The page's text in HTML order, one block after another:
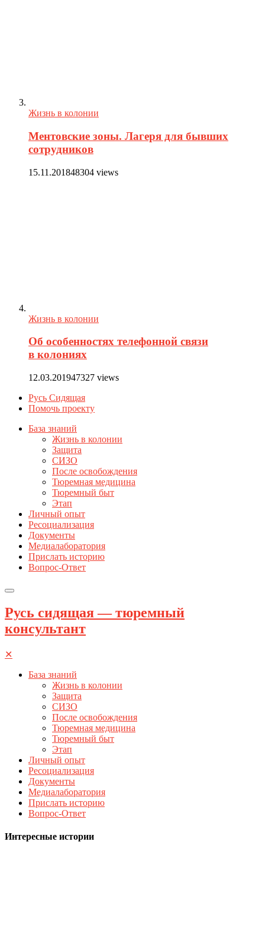
Жизнь в колонии
Ментовские зоны. Лагеря для бывших
сотрудников
15.11.201848304 views
Жизнь в колонии
Об особенностях телефонной связи
в колониях
12.03.201947327 views
Русь Сидящая
Помочь проекту
База знаний
Жизнь в колонии
Защита
СИЗО
После освобождения
Тюремная медицина
Тюремный быт
Этап
Личный опыт
Ресоциализация
Документы
Медиалаборатория
Прислать историю
Вопрос-Ответ
Русь сидящая — тюремный
консультант
✕
База знаний
Жизнь в колонии
Защита
СИЗО
После освобождения
Тюремная медицина
Тюремный быт
Этап
Личный опыт
Ресоциализация
Документы
Медиалаборатория
Прислать историю
Вопрос-Ответ
Интересные истории